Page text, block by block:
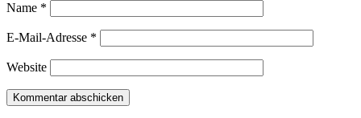
Name *
E-Mail-Adresse *
Website